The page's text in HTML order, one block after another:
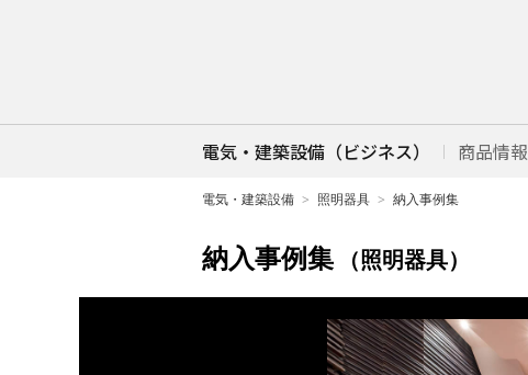
電気・建築設備（ビジネス） 商品情報
電気・建築設備 照明器具 納入事例集
納入事例集 （照明器具）